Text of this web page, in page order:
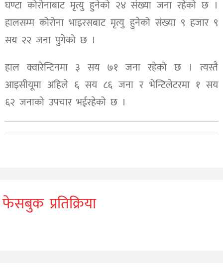
घण्टा कोरोनाबाट मृत्यु हुनेको २४ संख्या जना रहेको छ ।
हालसम्म कोरोना भाइरसबाट मृत्यु हुनेको संख्या ९ हजार ९
सय २२ जना पुगेको छ ।
हाल क्वारेन्टिनमा ३ सय ७१ जना रहेको छ । त्यस्तै
आइसीयूमा अहिले ६ सय ८६ जना र भेन्टिलेटरमा १ सय
६२ जनाको उपचार भईरहेको छ ।
फेसबुक प्रतिक्रिया